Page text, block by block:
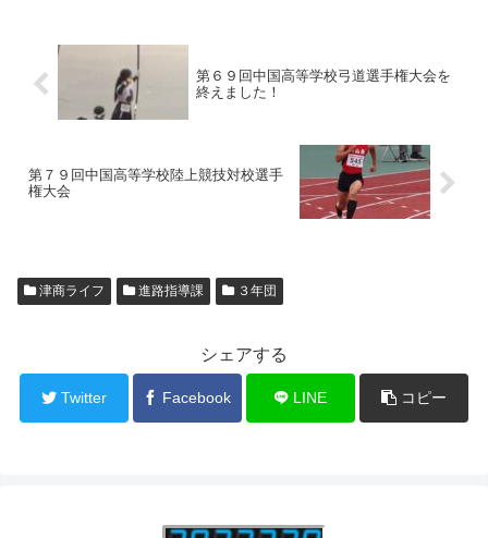
第６９回中国高等学校弓道選手権大会を
終えました！
第７９回中国高等学校陸上競技対校選手
権大会
津商ライフ 進路指導課 ３年団
シェアする
Twitter Facebook LINE コピー